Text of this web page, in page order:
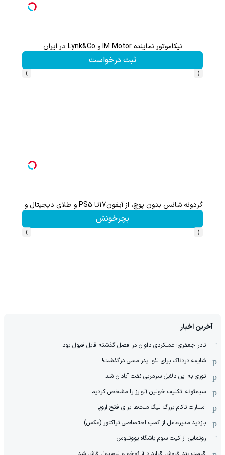
نیکاموتور نماینده IM Motor و Lynk&Co در ایران
ثبت درخواست
‹
›
گردونه شانس بدون پوچ، از آیفون17تا PS5 و طلای دیجیتال و دلار🔥
بچرخونش
‹
›
آخرین اخبار
نادر جعفری: عملکردی داوان در فصل گذشته قابل قبول بود
شایعه دردناک برای لئو: پدر مسی درگذشت!
نوری به این دلایل سرمربی نفت آبادان شد
سیمئونه: تکلیف خولین آلوارز را مشخص کردیم
استارت ناکام بزرگ لیگ ملت‌ها برای فتح اروپا
بازدید مدیرعامل از کمپ اختصاصی تراکتور (عکس)
رونمایی از کیت سوم باشگاه یوونتوس